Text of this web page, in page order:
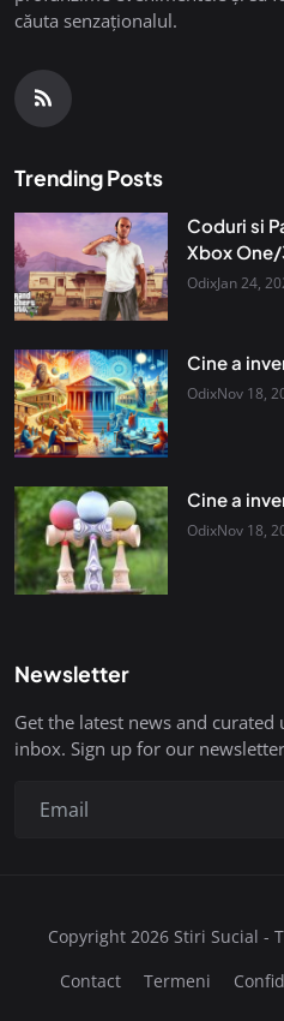
căuta senzaționalul.
Trending Posts
Coduri si
Xbox One/
OdixJan 24,
Cine a
OdixNov 18,
Cine a
OdixNov 18,
Newsletter
Get the latest news and
inbox. Sign up for our
Copyright 2026 Stiri Sucial -
Contact
Termeni